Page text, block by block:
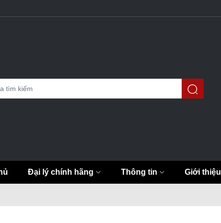
Đại lý chính hãng Thông tin Giới thiệu